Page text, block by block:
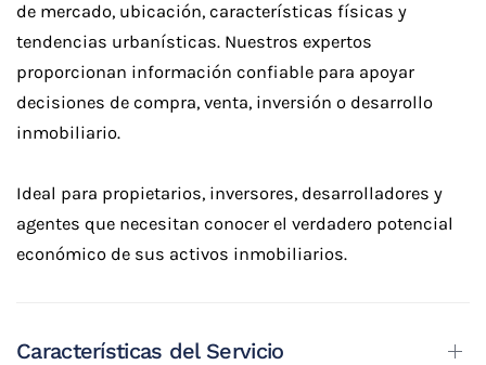
de mercado, ubicación, características físicas y
tendencias urbanísticas. Nuestros expertos
proporcionan información confiable para apoyar
decisiones de compra, venta, inversión o desarrollo
inmobiliario.
Ideal para propietarios, inversores, desarrolladores y
agentes que necesitan conocer el verdadero potencial
económico de sus activos inmobiliarios.
Características del Servicio